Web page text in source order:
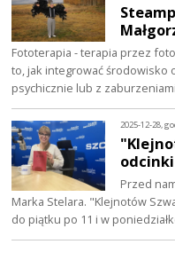
Fototerapia - terapia przez
to, jak integrować środowisko
psychicznie lub z
2025-12-28,
Przed
Marka Stelara. "Klejnotów
do piątku po 11 i w